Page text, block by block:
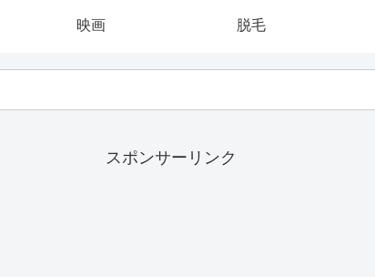
映画 脱毛
スポンサーリンク